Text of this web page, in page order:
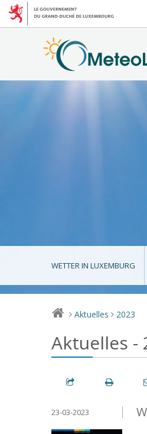
WETTER IN LUXEMBURG
> Aktuelles > 2023
Aktuelles -
23-03-2023